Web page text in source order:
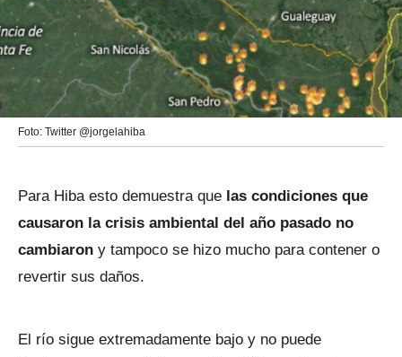
Foto: Twitter @jorgelahiba
Para Hiba esto demuestra que las condiciones que
causaron la crisis ambiental del año pasado no
cambiaron y tampoco se hizo mucho para contener o
revertir sus daños.
El río sigue extremadamente bajo y no puede